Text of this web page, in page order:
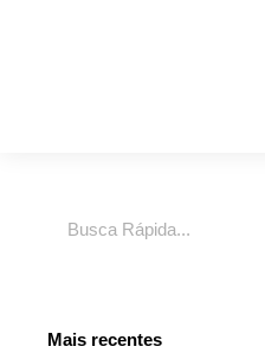
Mais recentes